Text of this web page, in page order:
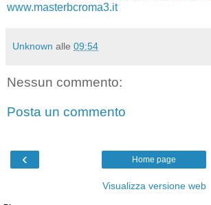
www.masterbcroma3.it
Unknown alle 09:54
Nessun commento:
Posta un commento
‹ Home page
Visualizza versione web